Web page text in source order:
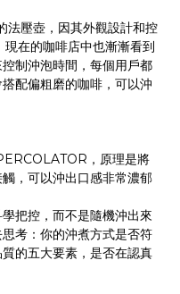
壓壺，因其外觀設計和控
在的咖啡店中也漸漸看到
制沖泡時間，每個用戶都
配偏粗磨的咖啡，可以沖
，原理是將
，可以沖出口感非常濃郁
把控，而不是隨機沖出來
考：你的沖煮方式是否符
的五大要素，是否在認真